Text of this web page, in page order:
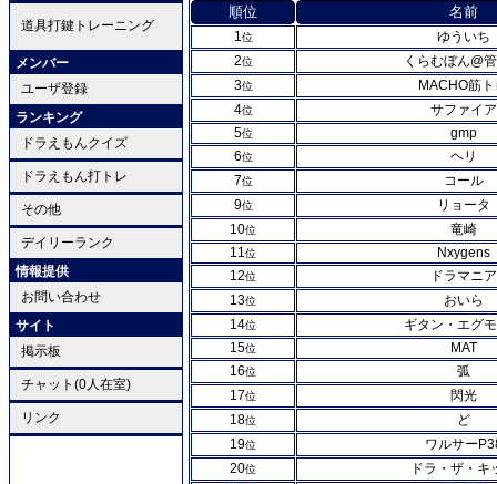
道具打鍵トレーニング
メンバー
ユーザ登録
ランキング
ドラえもんクイズ
ドラえもん打トレ
その他
デイリーランク
情報提供
お問い合わせ
サイト
掲示板
チャット(0人在室)
リンク
順位 名前
1位
ゆういち
2位
くらむぼん@
3位
MACHO筋
4位
サファイア
5位
gmp
6位
ヘリ
7位
コール
9位
リョータ
10位
竜崎
11位
Nxygens
12位
ドラマニア
13位
おいら
14位
ギタン・エグ
15位
MAT
16位
弧
17位
閃光
18位
ど
19位
ワルサー
20位
ドラ・ザ・キ